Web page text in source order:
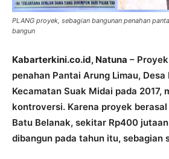
PLANG proyek, sebagian bangunan penahan
bangun
Kabarterkini.co.id, Natuna –
penahan Pantai Arung Limau, Desa
Kecamatan Suak Midai pada 2017,
kontroversi. Karena proyek
Batu Belanak, sekitar Rp400
dibangun pada tahun itu, sebagian